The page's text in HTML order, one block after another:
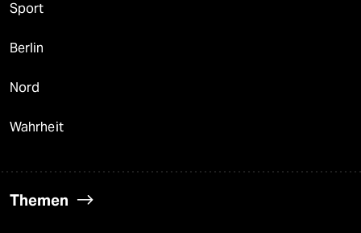
Sport
Berlin
Nord
Wahrheit
Themen